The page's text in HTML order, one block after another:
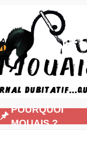
POURQUOI
MOUAIS ?